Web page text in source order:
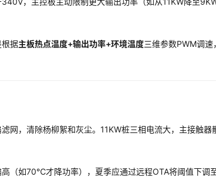
据主板热点温度+输出功率+环境温度三维参数PWM调速
网，清除杨柳絮和灰尘。11KW桩三相电流大，主接触器
高（如70℃才降功率），夏季应通过远程OTA将阈值下